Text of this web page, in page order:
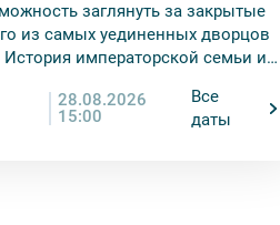
заглянуть за закрытые
из самых уединенных дворцов
История императорской семьи и
28.08.2026
15:00
Все
даты